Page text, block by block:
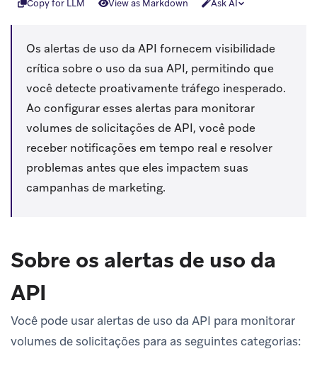
Copy for LLM View as Markdown Ask AI
Os alertas de uso da API fornecem visibilidade
crítica sobre o uso da sua API, permitindo que
você detecte proativamente tráfego inesperado.
Ao configurar esses alertas para monitorar
volumes de solicitações de API, você pode
receber notificações em tempo real e resolver
problemas antes que eles impactem suas
campanhas de marketing.
Sobre os alertas de uso da
API
Você pode usar alertas de uso da API para monitorar
volumes de solicitações para as seguintes categorias: